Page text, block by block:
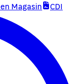
Magasin CDI